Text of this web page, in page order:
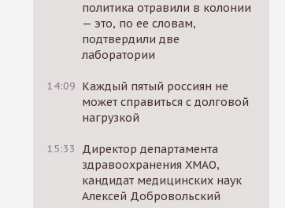
политика отравили в колонии
— это, по ее словам,
подтвердили две
лаборатории
14:09 Каждый пятый россиян не
может справиться с долговой
нагрузкой
15:33
Директор департамента
здравоохранения ХМАО,
кандидат медицинских наук
Алексей Добровольский